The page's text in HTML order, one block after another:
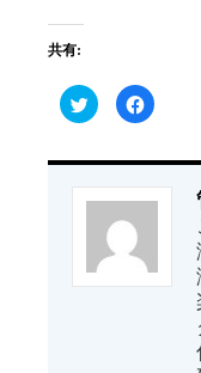
共有:
ク
リ
し
て
Twitter
で
(新
し
い
ウ
Facebook
で
す
る
に
は
し
て